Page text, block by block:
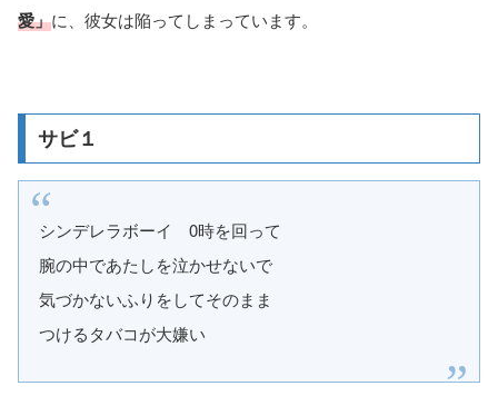
愛」に、彼女は陥ってしまっています。
サビ１
シンデレラボーイ 0時を回って
腕の中であたしを泣かせないで
気づかないふりをしてそのまま
つけるタバコが大嫌い